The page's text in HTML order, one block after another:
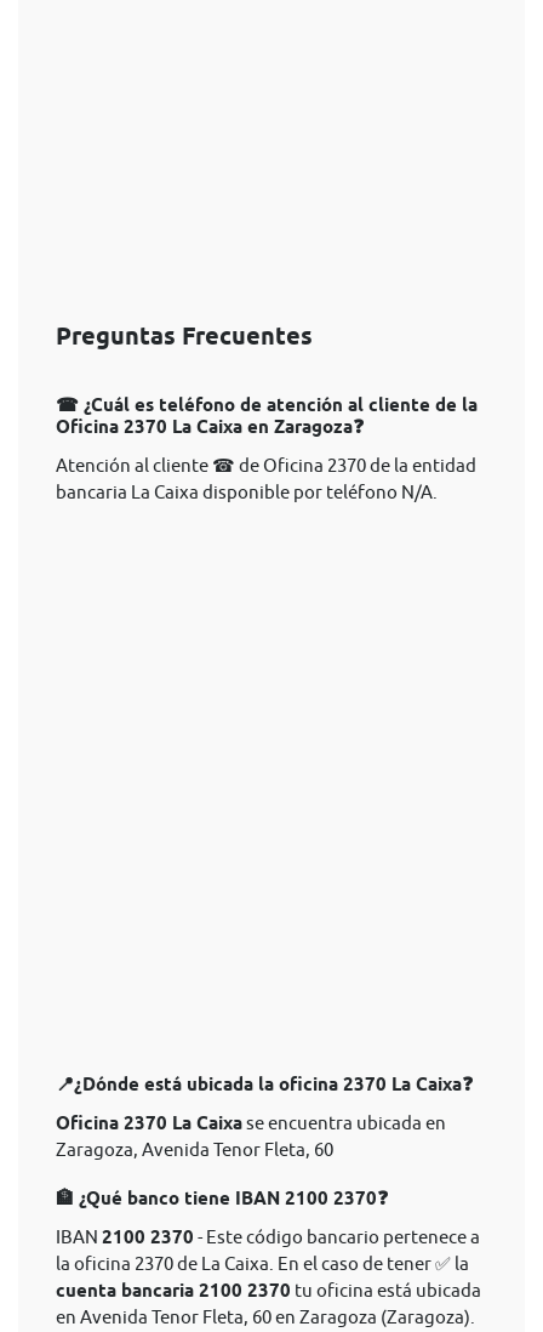
Preguntas Frecuentes
☎ ¿Cuál es teléfono de atención al cliente de la
Oficina 2370 La Caixa en Zaragoza❓
Atención al cliente ☎ de Oficina 2370 de la entidad
bancaria La Caixa disponible por teléfono N/A.
📍¿Dónde está ubicada la oficina 2370 La Caixa❓
Oficina 2370 La Caixase encuentra ubicada en
Zaragoza, Avenida Tenor Fleta, 60
🏦 ¿Qué banco tiene IBAN 2100 2370❓
IBAN 2100 2370 - Este código bancario pertenece a
la oficina 2370 de La Caixa. En el caso de tener ✅ la
cuenta bancaria 2100 2370 tu oficina está ubicada
en Avenida Tenor Fleta, 60 en Zaragoza (Zaragoza).